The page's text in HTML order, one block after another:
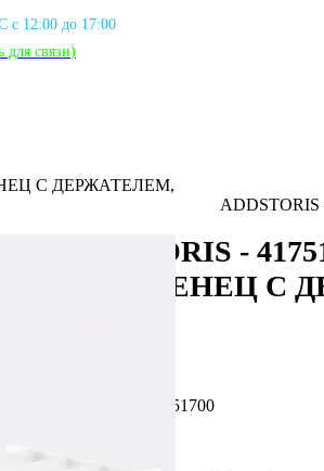
с 12:00 до 17:00
для связи)
С ДЕРЖАТЕЛЕМ,
ADDSTORIS -
ПОЛОТЕНЕЦ С
Артикул: HG_41751700